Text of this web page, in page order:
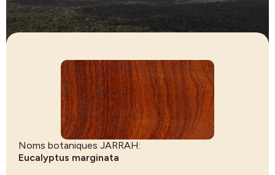
Noms botaniques JARRAH:
Eucalyptus marginata